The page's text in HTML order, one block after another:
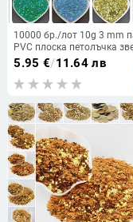
10000 бр./лот 10g 3 mm
PVC плоска петолъчка
свободни пайети пайети
занаяти направи си сам
скрапбукинг
5.95 €/11.64 лв